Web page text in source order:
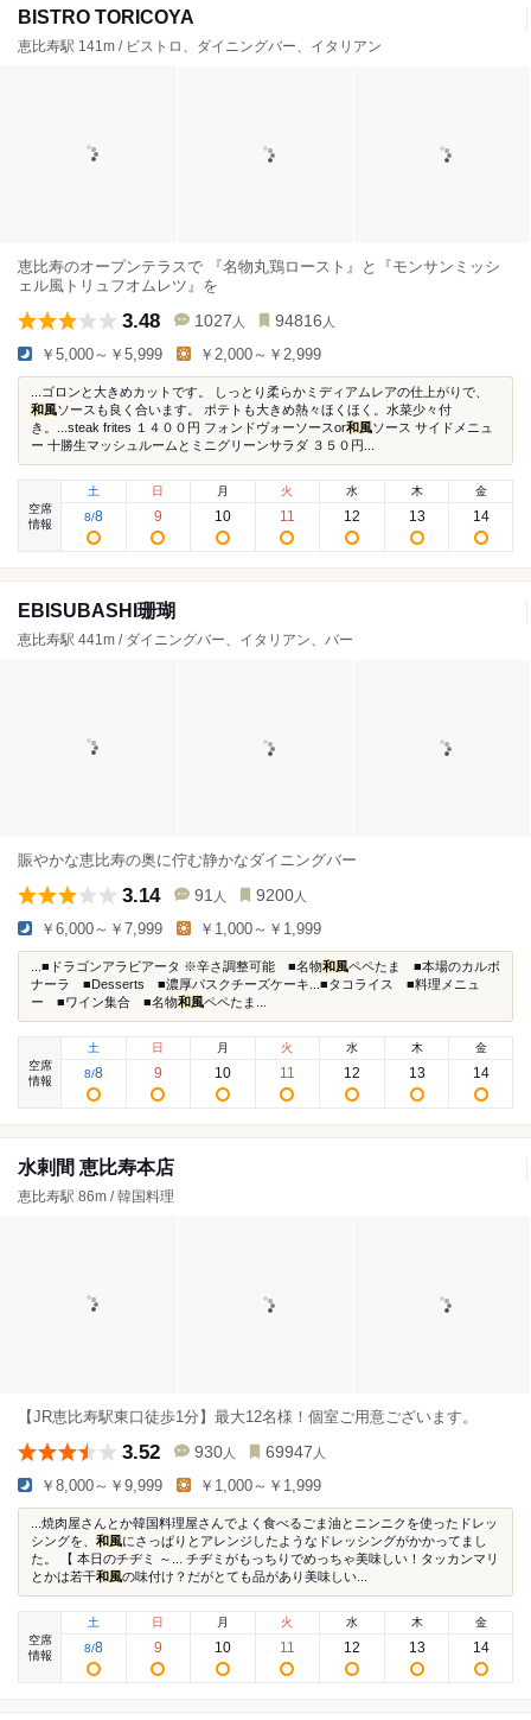
BISTRO TORICOYA
恵比寿駅 141m / ビストロ、ダイニングバー、イタリアン
恵比寿のオープンテラスで 『名物丸鶏ロースト』と『モンサンミッシ
ェル風トリュフオムレツ』を
3.48 1027 人 94816 人
￥5,000～￥5,999 ￥2,000～￥2,999
...ゴロンと大きめカットです。 しっとり柔らかミディアムレアの仕上がりで、
和風ソースも良く合います。 ポテトも大きめ熱々ほくほく。水菜少々付
き。...steak frites １４００円 フォンドヴォーソースor和風ソース サイドメニュ
ー 十勝生マッシュルームとミニグリーンサラダ ３５０円...
空席
情報
土
8/8
日
9
月
10
火
11
水
12
木
13
金
14
EBISUBASHI珊瑚
恵比寿駅 441m / ダイニングバー、イタリアン、バー
賑やかな恵比寿の奥に佇む静かなダイニングバー
3.14 91 人 9200 人
￥6,000～￥7,999 ￥1,000～￥1,999
...■ドラゴンアラビアータ ※辛さ調整可能 ■名物和風ペペたま ■本場のカルボ
ナーラ ■Desserts ■濃厚パスクチーズケーキ...■タコライス ■料理メニュ
ー ■ワイン集合 ■名物和風ペペたま...
空席
情報
土
8/8
日
9
月
10
火
11
水
12
木
13
金
14
水剌間 恵比寿本店
恵比寿駅 86m / 韓国料理
【JR恵比寿駅東口徒歩1分】最大12名様！個室ご用意ございます。
3.52 930 人 69947 人
￥8,000～￥9,999 ￥1,000～￥1,999
...焼肉屋さんとか韓国料理屋さんでよく食べるごま油とニンニクを使ったドレッ
シングを、 和風にさっぱりとアレンジしたようなドレッシングがかかってまし
た。 【 本日のチヂミ ～...⁡ チヂミがもっちりでめっちゃ美味しい！タッカンマリ
とかは若干和風の味付け？だがとても品があり美味しい...
空席
情報
土
8/8
日
9
月
10
火
11
水
12
木
13
金
14